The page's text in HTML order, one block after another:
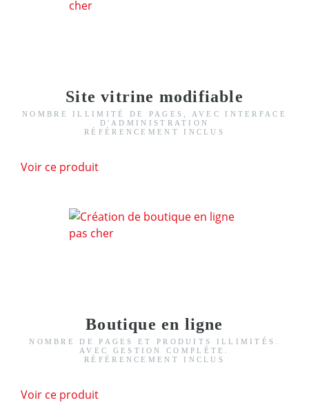
Site vitrine modifiable
NOMBRE ILLIMITÉ DE PAGES, AVEC INTERFACE
D'ADMINISTRATION
RÉFÉRENCEMENT INCLUS
Voir ce produit
Boutique en ligne
NOMBRE DE PAGES ET PRODUITS ILLIMITÉS.
AVEC GESTION COMPLÈTE.
RÉFÉRENCEMENT INCLUS
Voir ce produit